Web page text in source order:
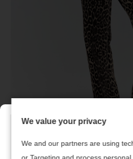
Брюки
We value your privacy
We and our partners are using